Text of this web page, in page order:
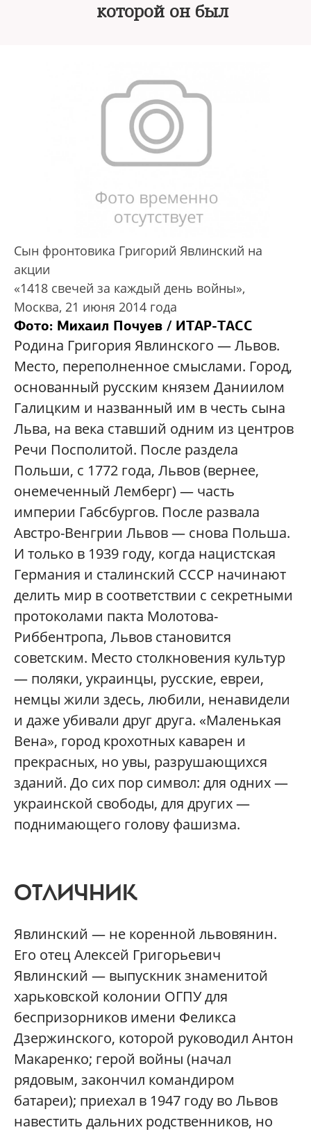
которой он был
Сын фронтовика Григорий Явлинский на
акции
«1418 свечей за каждый день войны»,
Москва, 21 июня 2014 года
Фото: Михаил Почуев / ИТАР-ТАСС
Родина Григория Явлинского — Львов.
Место, переполненное смыслами. Город,
основанный русским князем Даниилом
Галицким и названный им в честь сына
Льва, на века ставший одним из центров
Речи Посполитой. После раздела
Польши, с 1772 года, Львов (вернее,
онемеченный Лемберг) — часть
империи Габсбургов. После развала
Австро-Венгрии Львов — снова Польша.
И только в 1939 году, когда нацистская
Германия и сталинский СССР начинают
делить мир в соответствии с секретными
протоколами пакта Молотова-
Риббентропа, Львов становится
советским. Место столкновения культур
— поляки, украинцы, русские, евреи,
немцы жили здесь, любили, ненавидели
и даже убивали друг друга. «Маленькая
Вена», город крохотных каварен и
прекрасных, но увы, разрушающихся
зданий. До сих пор символ: для одних —
украинской свободы, для других —
поднимающего голову фашизма.
ОТЛИЧНИК
Явлинский — не коренной львовянин.
Его отец Алексей Григорьевич
Явлинский — выпускник знаменитой
харьковской колонии ОГПУ для
беспризорников имени Феликса
Дзержинского, которой руководил Антон
Макаренко; герой войны (начал
рядовым, закончил командиром
батареи); приехал в 1947 году во Львов
навестить дальних родственников, но